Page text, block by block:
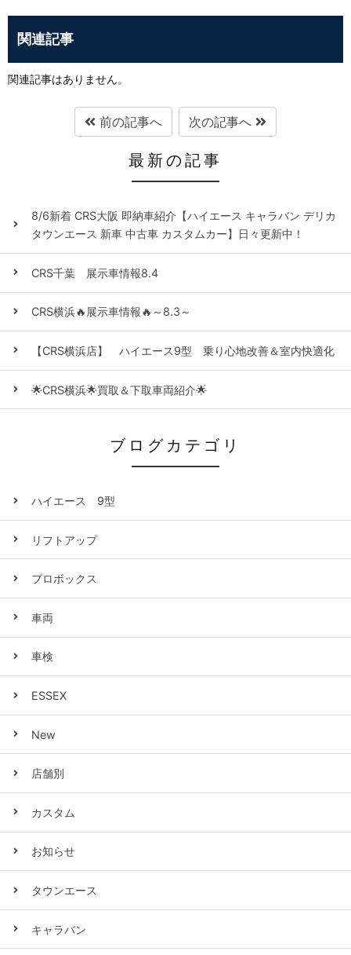
関連記事
関連記事はありません。
前の記事へ 次の記事へ
最新の記事
8/6新着 CRS大阪 即納車紹介【ハイエース キャラバン デリカ
タウンエース 新車 中古車 カスタムカー】日々更新中！
CRS千葉 展示車情報8.4
CRS横浜🔥展示車情報🔥～8.3～
【CRS横浜店】 ハイエース9型 乗り心地改善＆室内快適化
🌟CRS横浜🌟買取＆下取車両紹介🌟
ブログカテゴリ
ハイエース 9型
リフトアップ
プロボックス
車両
車検
ESSEX
New
店舗別
カスタム
お知らせ
タウンエース
キャラバン